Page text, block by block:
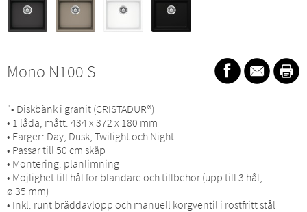
Mono N100 S
"• Diskbänk i granit (CRISTADUR®)
• 1 låda, mått: 434 x 372 x 180 mm
• Färger: Day, Dusk, Twilight och Night
• Passar till 50 cm skåp
• Montering: planlimning
• Möjlighet till hål för blandare och tillbehör (upp till 3 hål,
ø 35 mm)
• Inkl. runt bräddavlopp och manuell korgventil i rostfritt stål